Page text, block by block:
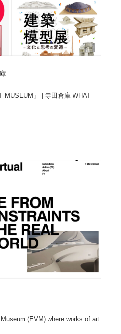
MUSEUM」 | 寺田倉庫 WHAT
(EVM) where works of art